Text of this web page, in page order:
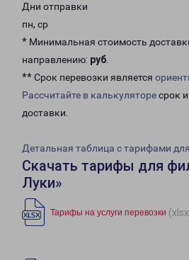
Дни отправки
пн, ср
* Минимальная стоимость
направлению: руб.
** Срок перевозки является
Рассчитайте в калькуляторесрок
доставки.
Детальная таблица с тарифами
Скачать тарифы для
Луки»
Тарифы на услуги перевозки